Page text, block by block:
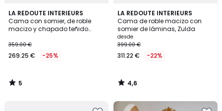
LA REDOUTE INTERIEURS
Cama con somier, de roble
macizo y chapado teñido
359.00 €
269.25 € -25%
5
/
5
5
/
LA REDOUTE INTERIEURS
Cama de roble macizo con
somier de láminas, Zulda
desde
399.00 €
311.22 € -22%
4,6
/ 5
4,6
/